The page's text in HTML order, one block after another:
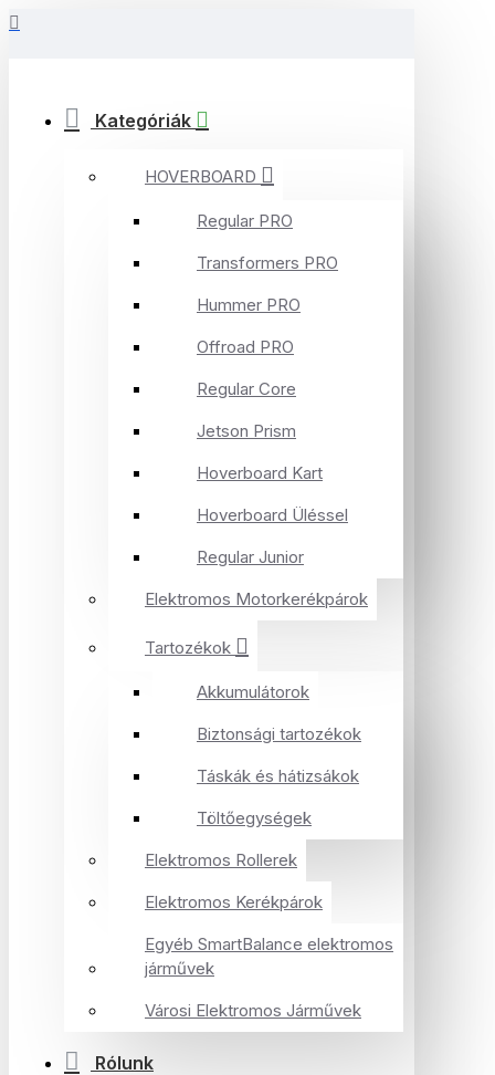
Kategóriák
HOVERBOARD
Regular PRO
Transformers PRO
Hummer PRO
Offroad PRO
Regular Core
Jetson Prism
Hoverboard Kart
Hoverboard Üléssel
Regular Junior
Elektromos Motorkerékpárok
Tartozékok
Akkumulátorok
Biztonsági tartozékok
Táskák és hátizsákok
Töltőegységek
Elektromos Rollerek
Elektromos Kerékpárok
Egyéb SmartBalance elektromos
járművek
Városi Elektromos Járművek
Rólunk